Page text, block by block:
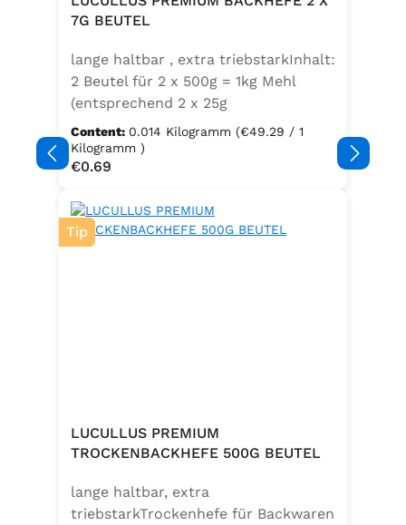
Speisefettsäuren, Folsäure,
Sellerie enthalten.
7G BEUTEL
lange haltbar , extra triebstarkInhalt:
2 Beutel für 2 x 500g = 1kg Mehl
(entsprechend 2 x 25g
Frischhefe)Zutaten: Trockenbackhefe
, Emulgator E491 (Unter
Schutzatmosphäre verpackt)
Content: 0.014 Kilogramm (€49.29 / 1
Kilogramm )
Regular price:
€0.69
Tip
LUCULLUS PREMIUM
TROCKENBACKHEFE 500G BEUTEL
lange haltbar, extra
triebstarkTrockenhefe für Backwaren